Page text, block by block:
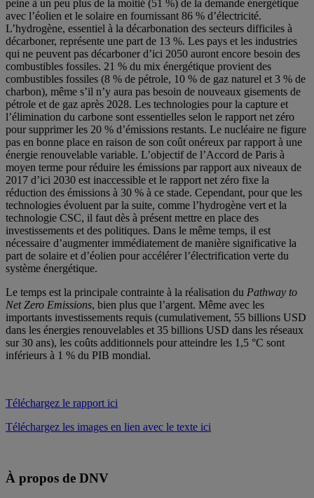
peine à un peu plus de la moitié (51 %) de la demande énergétique
avec l’éolien et le solaire en fournissant 86 % d’électricité.
L’hydrogène, essentiel à la décarbonation des secteurs difficiles à
décarboner, représente une part de 13 %. Les pays et les industries
qui ne peuvent pas décarboner d’ici 2050 auront encore besoin des
combustibles fossiles. 21 % du mix énergétique provient des
combustibles fossiles (8 % de pétrole, 10 % de gaz naturel et 3 % de
charbon), même s’il n’y aura pas besoin de nouveaux gisements de
pétrole et de gaz après 2028. Les technologies pour la capture et
l’élimination du carbone sont essentielles selon le rapport net zéro
pour supprimer les 20 % d’émissions restants. Le nucléaire ne figure
pas en bonne place en raison de son coût onéreux par rapport à une
énergie renouvelable variable. L’objectif de l’Accord de Paris à
moyen terme pour réduire les émissions par rapport aux niveaux de
2017 d’ici 2030 est inaccessible et le rapport net zéro fixe la
réduction des émissions à 30 % à ce stade. Cependant, pour que les
technologies évoluent par la suite, comme l’hydrogène vert et la
technologie CSC, il faut dès à présent mettre en place des
investissements et des politiques. Dans le même temps, il est
nécessaire d’augmenter immédiatement de manière significative la
part de solaire et d’éolien pour accélérer l’électrification verte du
système énergétique.
Le temps est la principale contrainte à la réalisation du Pathway to
Net Zero Emissions, bien plus que l’argent. Même avec les
importants investissements requis (cumulativement, 55 billions USD
dans les énergies renouvelables et 35 billions USD dans les réseaux
sur 30 ans), les coûts additionnels pour atteindre les 1,5 °C sont
inférieurs à 1 % du PIB mondial.
Téléchargez le rapport ici
Téléchargez les images en lien avec le texte ici
À propos de DNV